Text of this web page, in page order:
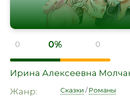
0 0% 0
Ирина Алексеевна
Жанр:
Сказки /Романы